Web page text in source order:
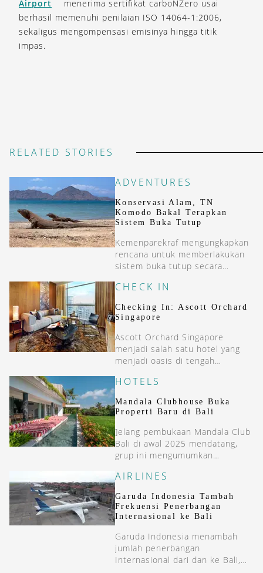
Airport
menerima sertifikat carboNZero usai
berhasil memenuhi penilaian ISO 14064-1:2006,
sekaligus mengompensasi emisinya hingga titik
impas.
RELATED STORIES
ADVENTURES
Konservasi Alam, TN
Komodo Bakal Terapkan
Sistem Buka Tutup
Kemenparekraf mengungkapkan
rencana untuk memberlakukan
sistem buka tutup secara
konservasi.
CHECK IN
Checking In: Ascott Orchard
Singapore
Ascott Orchard Singapore
menjadi salah satu hotel yang
menjadi oasis di tengah
Singapura.
HOTELS
Mandala Clubhouse Buka
Properti Baru di Bali
]elang pembukaan Mandala Club
Bali di awal 2025 mendatang,
grup ini mengumumkan
di Canggu, Mandala Clubhouse.
AIRLINES
Garuda Indonesia Tambah
Frekuensi Penerbangan
Internasional ke Bali
Garuda Indonesia menambah
jumlah penerbangan
Internasional dari dan ke Bali,